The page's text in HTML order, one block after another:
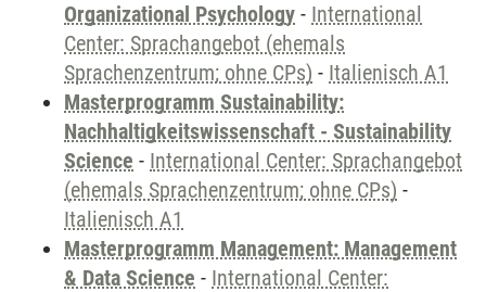
Organizational Psychology - International
Center: Sprachangebot (ehemals
Sprachenzentrum; ohne CPs) - Italienisch A1
Masterprogramm Sustainability:
Nachhaltigkeitswissenschaft - Sustainability
Science - International Center: Sprachangebot
(ehemals Sprachenzentrum; ohne CPs) -
Italienisch A1
Masterprogramm Management: Management
& Data Science - International Center: